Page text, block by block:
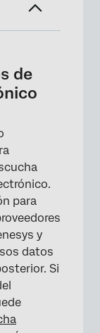
correo
de
de
de
de
para
y
datos
Si